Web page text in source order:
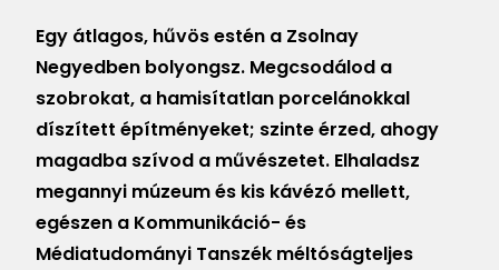
HÍREK
MAGAZIN
DOKUMENTUMTÁR
DIÁKHITEL
HU
Egy átlagos, hűvös estén a Zsolnay
Negyedben bolyongsz. Megcsodálod a
szobrokat, a hamisítatlan porcelánokkal
díszített építményeket; szinte érzed, ahogy
magadba szívod a művészetet. Elhaladsz
megannyi múzeum és kis kávézó mellett,
egészen a Kommunikáció- és
Médiatudományi Tanszék méltóságteljes